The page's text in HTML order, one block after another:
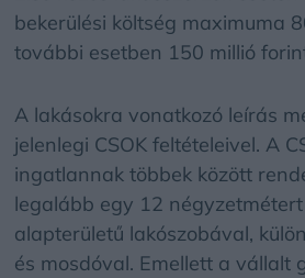
bekerülési költség maximuma
további esetben 150 millió
A lakásokra vonatkozó leírás
jelenlegi CSOK feltételeivel. A
ingatlannak többek között
legalább egy 12
alapterületű lakószobával,
és mosdóval. Emellett a vállalt